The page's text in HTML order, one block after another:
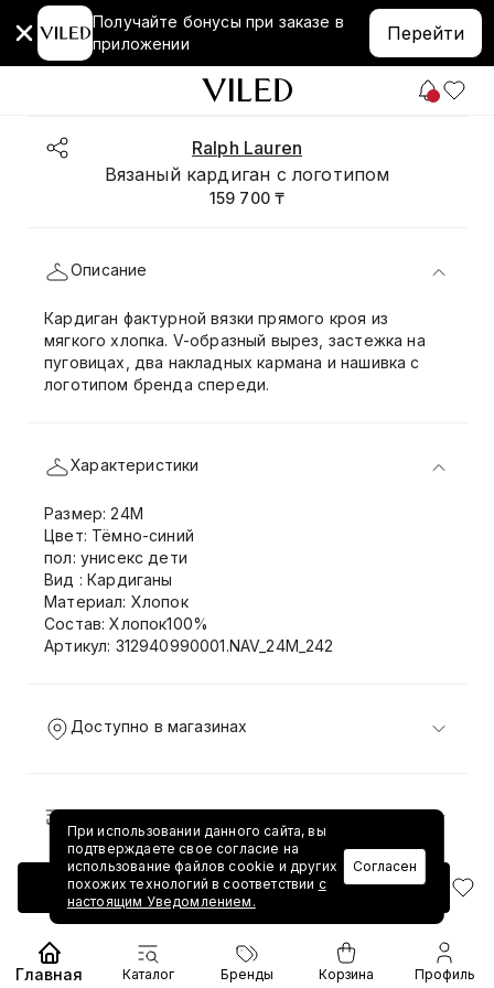
Получайте бонусы при заказе в
приложении
Перейти
Ralph Lauren
Вязаный кардиган с логотипом
159 700 ₸
Добавить в корзину
Описание
Кардиган фактурной вязки прямого кроя из
мягкого хлопка. V-образный вырез, застежка на
пуговицах, два накладных кармана и нашивка с
логотипом бренда спереди.
Характеристики
Размер: 24M
Цвет: Тёмно-синий
пол: унисекс дети
Вид : Кардиганы
Материал: Хлопок
Состав: Хлопок100%
Артикул: 312940990001.NAV_24M_242
Доступно в магазинах
Доставка и возврат
При использовании данного сайта, вы
подтверждаете свое согласие на
использование файлов cookie и других
похожих технологий в соответствии с
настоящим Уведомлением.
Согласен
Главная Каталог Бренды Корзина Профиль